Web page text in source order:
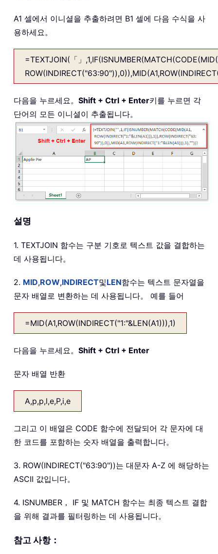
A1 셀에서 이니셜을 추출하려면 B1 셀에 다음 수식을 사
용하세요。
=TEXTJOIN(「」
다음을 누르세요。 Shift + Ctrl + Enter키를 누르면 각
단어의 모든 이니셜이 추출됩니다。
설명
1. TEXTJOIN 함수는 구분 기호로 텍스트 값을 결합하는
데 사용됩니다。
2. MID,ROW,INDIRECT및LEN함수는 텍스트 문자열을
문자 배열로 변환하는 데 사용됩니다。 예를 들어
=MID(A1,ROW(INDIRECT("1:"&LEN(A1))),1)
다음을 누르세요。 Shift + Ctrl + Enter
문자 배열 반환
A,p,p,l,e,P,i,e
그리고 이 배열은 CODE 함수에 전달되어 각 문자에 대
한 코드를 포함하는 숫자 배열을 출력합니다。
3. ROW(INDIRECT("63:90"))는 대문자 A-Z 에 해당하는
ASCII 값입니다。
4. ISNUMBER， IF 및 MATCH 함수는 최종 텍스트 결합
을 위해 결과를 필터링하는 데 사용됩니다。
참고 사항：